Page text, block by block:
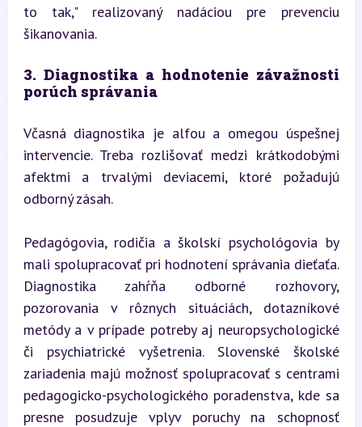
to tak," realizovaný nadáciou pre prevenciu
šikanovania.
3. Diagnostika a hodnotenie závažnosti
porúch správania
Včasná diagnostika je alfou a omegou úspešnej
intervencie. Treba rozlišovať medzi krátkodobými
afektmi a trvalými deviacemi, ktoré požadujú
odborný zásah.
Pedagógovia, rodičia a školskí psychológovia by
mali spolupracovať pri hodnotení správania dieťaťa.
Diagnostika zahŕňa odborné rozhovory,
pozorovania v rôznych situáciách, dotazníkové
metódy a v prípade potreby aj neuropsychologické
či psychiatrické vyšetrenia. Slovenské školské
zariadenia majú možnosť spolupracovať s centrami
pedagogicko-psychologického poradenstva, kde sa
presne posudzuje vplyv poruchy na schopnosť